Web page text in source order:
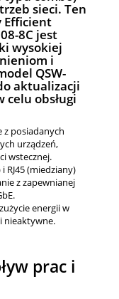
sieci. Ten
Efficient
8C jest
wysokiej
i
QSW-
aktualizacji
obsługi
z posiadanych
urządzeń,
wstecznej.
RJ45 (miedziany)
z zapewnianej
energii w
nieaktywne.
prac i